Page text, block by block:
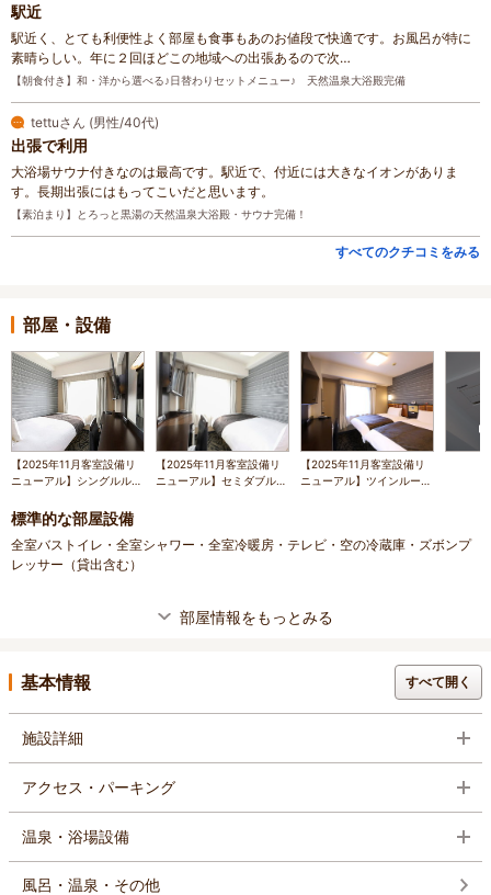
駅近
駅近く、とても利便性よく部屋も食事もあのお値段で快適です。お風呂が特に
素晴らしい。年に２回ほどこの地域への出張あるので次…
【朝食付き】和・洋から選べる♪日替わりセットメニュー♪ 天然温泉大浴殿完備
tettuさん (男性/40代)
出張で利用
大浴場サウナ付きなのは最高です。駅近で、付近には大きなイオンがありま
す。長期出張にはもってこいだと思います。
【素泊まり】とろっと黒湯の天然温泉大浴殿・サウナ完備！
すべてのクチコミをみる
部屋・設備
【2025年11月客室設備リ
ニューアル】シングルルー
120cm）
【2025年11月客室設備リ
ニューアル】セミダブルル
【2025年11月客室設備リ
ニューアル】ツインルーム
標準的な部屋設備
全室バストイレ・全室シャワー・全室冷暖房・テレビ・空の冷蔵庫・ズボンプ
レッサー（貸出含む）
部屋情報をもっとみる
基本情報 すべて開く
施設詳細
アクセス・パーキング
温泉・浴場設備
風呂・温泉・その他